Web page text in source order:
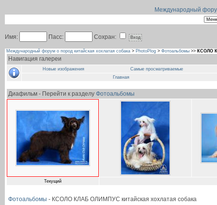
Международный
Имя: Пасс: Сохран:
Международный форум о пород китайская хохлатая собака > PhotoPlog > Фотоальбомы >> КСОЛО
Навигация галереи
Новые изображения
Самые просматриваемые
Главная
Диафильм - Перейти к разделу Фотоальбомы
Текущий
Фотоальбомы - КСОЛО КЛАБ ОЛИМПУС китайская хохлатая собака